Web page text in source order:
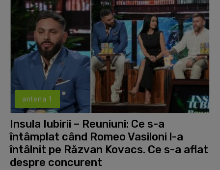
antena 1
Insula Iubirii – Reuniuni: Ce s-a
întâmplat când Romeo Vasiloni l-a
întâlnit pe Răzvan Kovacs. Ce s-a aflat
despre concurent